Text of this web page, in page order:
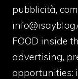
pubblicità,
FOOD inside
advertising,
opportunities: